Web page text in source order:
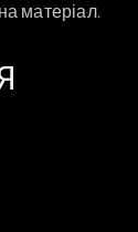
матеріал.